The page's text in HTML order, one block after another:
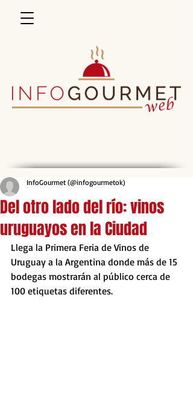
Del otro lado del río: vinos
uruguayos en la Ciudad
InfoGourmet (@infogourmetok)
Llega la Primera Feria de Vinos de
Uruguay a la Argentina donde más de 15
bodegas mostrarán al público cerca de
100 etiquetas diferentes.